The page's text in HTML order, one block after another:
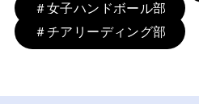
＃女子ハンドボール部
＃チアリーディング部